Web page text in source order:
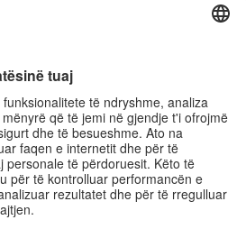
për ty”
falas
„Deutschstunde“
pa pengesa
private